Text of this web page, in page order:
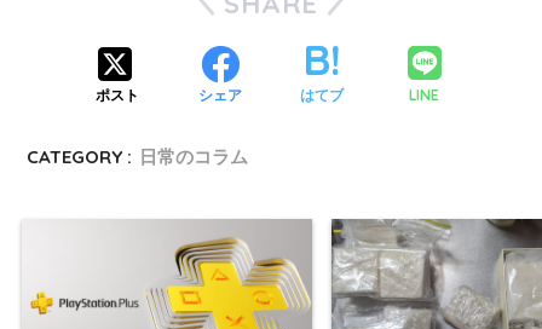
ポスト シェア はてブ LINE
CATEGORY : 日常のコラム